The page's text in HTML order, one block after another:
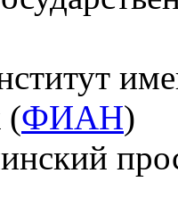
(ФИАН)